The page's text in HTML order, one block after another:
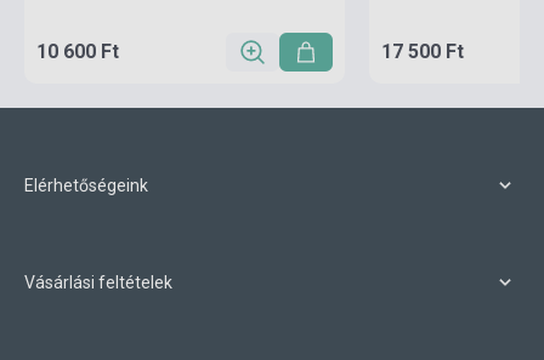
10 600 Ft 17 500 Ft
Elérhetőségeink
Vásárlási feltételek